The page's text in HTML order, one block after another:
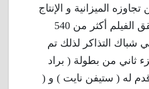
الميزانية و الإنتاج
المضطرب حقق الفيلم أكثر من 540
شباك التذاكر لذلك تم
ثاني من بطولة ( براد
له ( ستيفن نايت ) و (